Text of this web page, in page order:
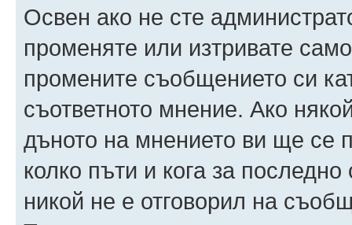
Освен ако не сте
променяте или изтривате
промените съобщението си
съответното мнение. Ако
дъното на мнението ви ще се
колко пъти и кога за
никой не е отговорил на